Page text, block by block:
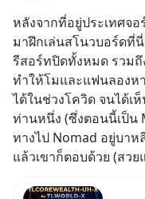
หลังจากที่อยู่ประเทศจอ
มาฝึกเล่นสโนวบอร์ดที่
รีสอร์ทปิดทั้งหมด รวม
ทำให้โมและแฟนลองห
ได้ในช่วงโควิด จนได้เ
ท่านหนึ่ง (ซึ่งตอนนี้เป็น
ทางไป Nomad อยู่บาห
แล้วเขาก็ตอบด้วย (สวย